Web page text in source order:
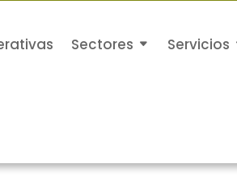
Sectores Servicios